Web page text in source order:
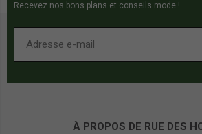
Recevez nos bons plans et conseils mode !
À PROPOS DE RUE DES